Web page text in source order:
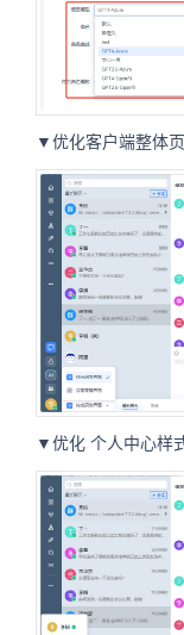
▼优化客户端整体
▼优化 个人中心样